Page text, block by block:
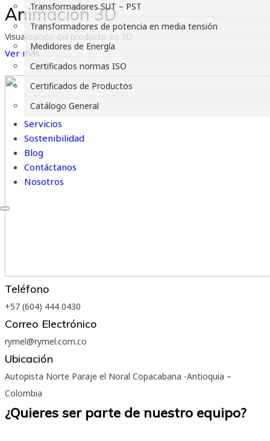
Transformadores SUT – PST
Transformadores de potencia en media tensión
Medidores de Energía
Certificados normas ISO
Certificados de Productos
Catálogo General
Servicios
Sostenibilidad
Blog
Contáctanos
Nosotros
Animación 3D
Visualización del producto en 3D
Ver más
Teléfono
+57 (604) 444 0430
Correo Electrónico
rymel@rymel.com.co
Ubicación
Autopista Norte Paraje el Noral Copacabana -Antioquia –
Colombia
¿Quieres ser parte de nuestro equipo?